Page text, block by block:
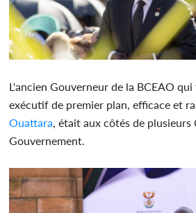
L'ancien Gouverneur de la BCEAO
exécutif de premier plan, efficace et
Ouattara, était aux côtés de plusieurs
Gouvernement.